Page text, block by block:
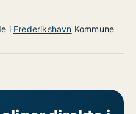
i Frederikshavn Kommune